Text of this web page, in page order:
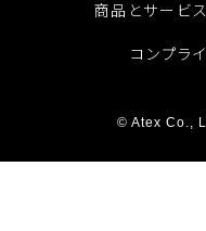
商品とサービ
コンプラ
© Atex Co.,